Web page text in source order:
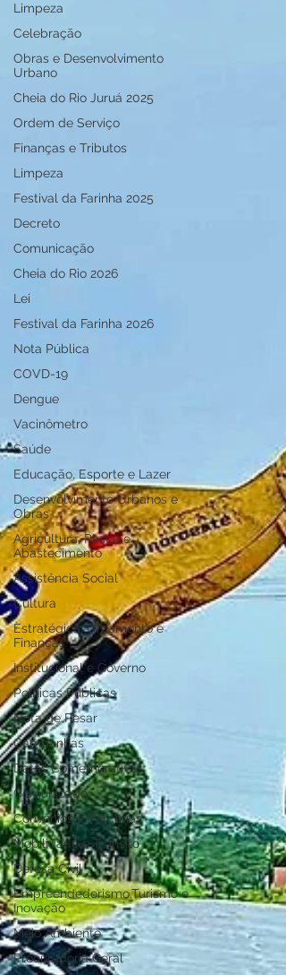
Limpeza
Celebração
Obras e Desenvolvimento
Urbano
Cheia do Rio Juruá 2025
Ordem de Serviço
Finanças e Tributos
Limpeza
Festival da Farinha 2025
Decreto
Comunicação
Cheia do Rio 2026
Lei
Festival da Farinha 2026
Nota Pública
COVD-19
Dengue
Vacinômetro
Saúde
Educação, Esporte e Lazer
Desenvolvimento Urbanos e
Obras
Agricultura, Pesca e
Abastecimento
Assistência Social
Cultura
Estratégica, Orçamento e
Finanças
Institucional e Governo
Políticas Públicas
Nota de Pesar
Campanhas
Datas Comemorativas
Comunicado
Convênios e Parcerias
Mobilidade e Trânsito
Defesa Civil
Empreendedorismo,Turismo e
Inovação
Meio Ambiente
Procuradoria Geral